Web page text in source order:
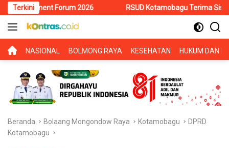
Langsung
ke
konten
Terkini
Forum 2026 RSUD Kotamobagu Terima Siswa PKL
BERANDA
NASIONAL BOLMONG RAYA KESEHATAN HUKUM DAN
Beranda Bolaang Mongondow Raya Kotamobagu
DPRD
Kotamobagu